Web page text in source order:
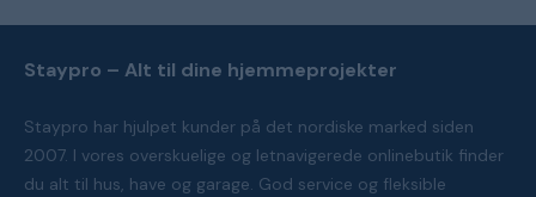
Staypro – Alt til dine hjemmeprojekter
Staypro har hjulpet kunder på det nordiske marked siden
2007. I vores overskuelige og letnavigerede onlinebutik finder
du alt til hus, have og garage. God service og fleksible